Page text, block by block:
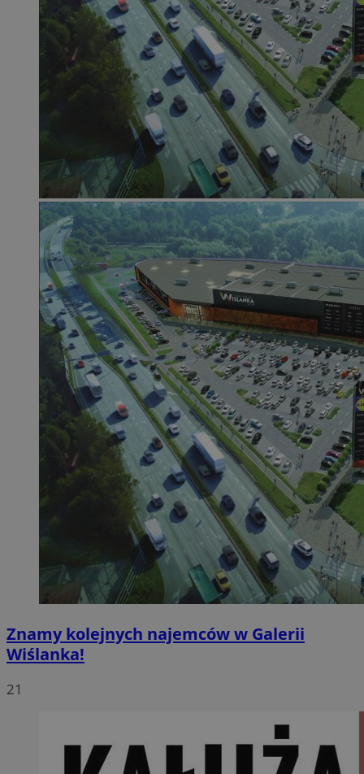
Znamy kolejnych najemców w Galerii
Wiślanka!
21